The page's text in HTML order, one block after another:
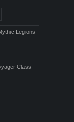
Legions
Class